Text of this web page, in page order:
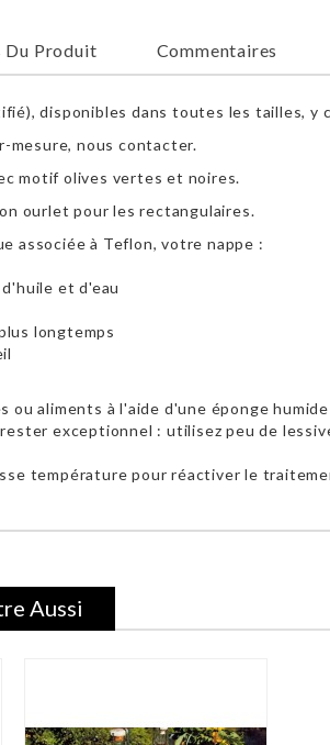
Du Produit Commentaires
disponibles dans toutes les tailles, y
mesure, nous contacter.
motif olives vertes et noires.
ourlet pour les rectangulaires.
associée à Teflon, votre nappe :
et d'eau
longtemps
ou aliments à l'aide d'une éponge
exceptionnel : utilisez peu de
température pour réactiver le
Aussi